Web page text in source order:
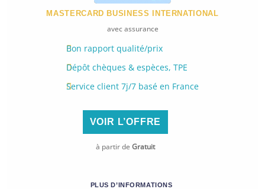
MASTERCARD BUSINESS INTERNATIONAL
avec assurance
Bon rapport qualité/prix
Dépôt chèques & espèces, TPE
Service client 7j/7 basé en France
VOIR L’OFFRE
à partir de Gratuit
PLUS D’INFORMATIONS